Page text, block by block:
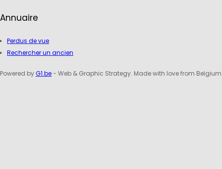
Annuaire
Perdus de vue
Rechercher un ancien
Powered byG1.be- Web & Graphic Strategy. Made with love from Belgium